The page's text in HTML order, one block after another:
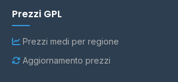
Prezzi GPL
Prezzi medi per regione
Aggiornamento prezzi